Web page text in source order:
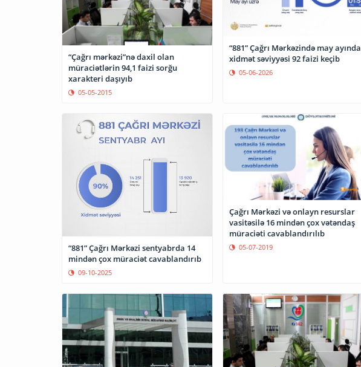
“Çağrı mərkəzi”nə daxil olan
müraciətlərin 94,1 faizi sorğu
xarakteri daşıyıb
05-05-2015
“881” Çağrı Mərkəzində may ayında
xidmət səviyyəsi 92 faizi keçib
05-06-2026
“881” Çağrı Mərkəzi sentyabrda 14
mindən çox müraciət cavablandırıb
09-10-2025
Çağrı Mərkəzi və onlayn resurslar
vasitəsilə 16 mindən çox vətəndaş
müraciəti cavablandırılıb
05-07-2019